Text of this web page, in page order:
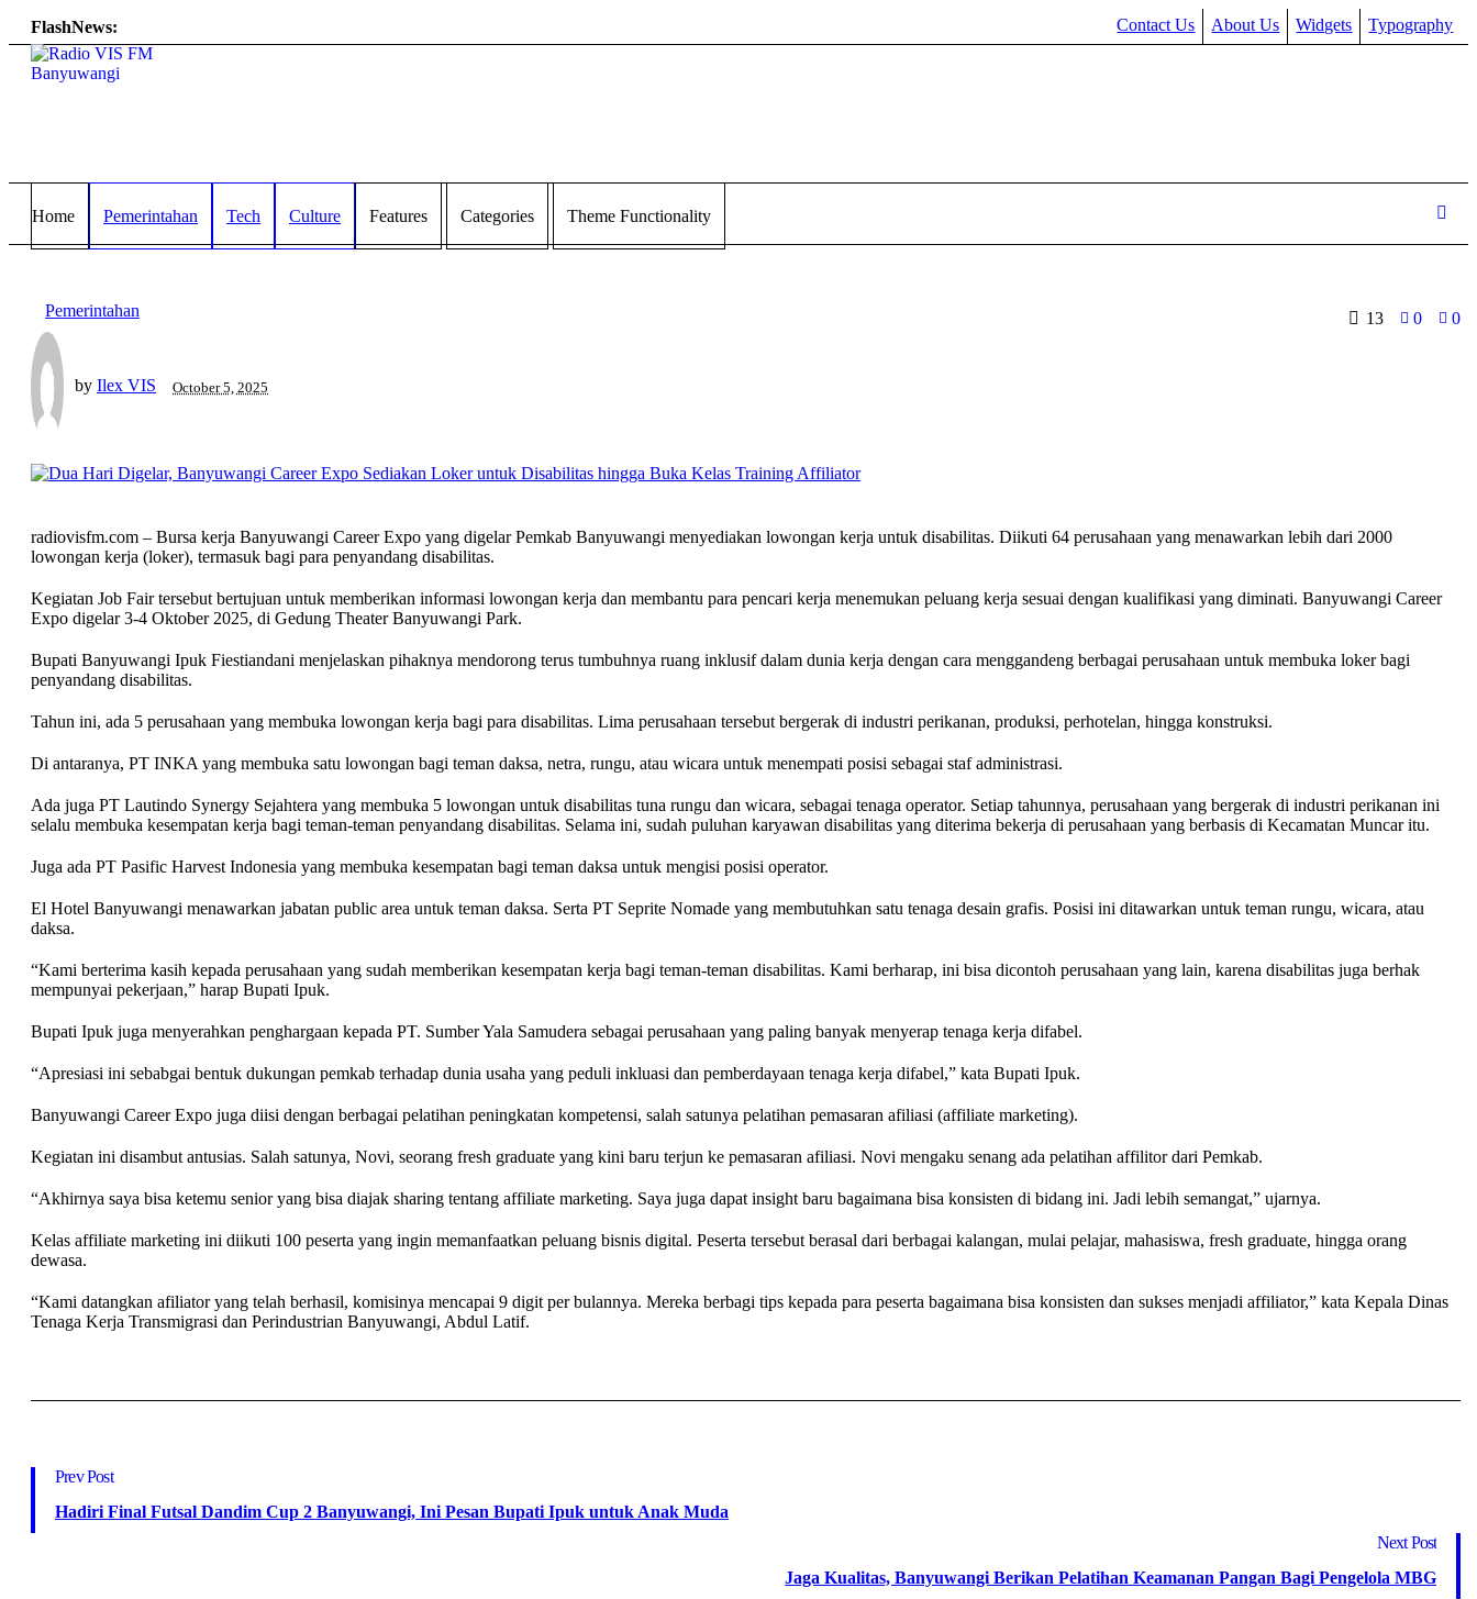
Contact Us About Us Widgets Typography
FlashNews:
Home Pemerintahan Tech Culture Features Categories Theme Functionality
Pemerintahan 13 0 0
by Ilex VIS October 5, 2025
radiovisfm.com – Bursa kerja Banyuwangi Career Expo yang digelar Pemkab Banyuwangi menyediakan lowongan kerja untuk disabilitas. Diikuti 64 perusahaan yang menawarkan lebih dari 2000
lowongan kerja (loker), termasuk bagi para penyandang disabilitas.
Kegiatan Job Fair tersebut bertujuan untuk memberikan informasi lowongan kerja dan membantu para pencari kerja menemukan peluang kerja sesuai dengan kualifikasi yang diminati. Banyuwangi Career
Expo digelar 3-4 Oktober 2025, di Gedung Theater Banyuwangi Park.
Bupati Banyuwangi Ipuk Fiestiandani menjelaskan pihaknya mendorong terus tumbuhnya ruang inklusif dalam dunia kerja dengan cara menggandeng berbagai perusahaan untuk membuka loker bagi
penyandang disabilitas.
Tahun ini, ada 5 perusahaan yang membuka lowongan kerja bagi para disabilitas. Lima perusahaan tersebut bergerak di industri perikanan, produksi, perhotelan, hingga konstruksi.
Di antaranya, PT INKA yang membuka satu lowongan bagi teman daksa, netra, rungu, atau wicara untuk menempati posisi sebagai staf administrasi.
Ada juga PT Lautindo Synergy Sejahtera yang membuka 5 lowongan untuk disabilitas tuna rungu dan wicara, sebagai tenaga operator. Setiap tahunnya, perusahaan yang bergerak di industri perikanan ini
selalu membuka kesempatan kerja bagi teman-teman penyandang disabilitas. Selama ini, sudah puluhan karyawan disabilitas yang diterima bekerja di perusahaan yang berbasis di Kecamatan Muncar itu.
Juga ada PT Pasific Harvest Indonesia yang membuka kesempatan bagi teman daksa untuk mengisi posisi operator.
El Hotel Banyuwangi menawarkan jabatan public area untuk teman daksa. Serta PT Seprite Nomade yang membutuhkan satu tenaga desain grafis. Posisi ini ditawarkan untuk teman rungu, wicara, atau
daksa.
“Kami berterima kasih kepada perusahaan yang sudah memberikan kesempatan kerja bagi teman-teman disabilitas. Kami berharap, ini bisa dicontoh perusahaan yang lain, karena disabilitas juga berhak
mempunyai pekerjaan,” harap Bupati Ipuk.
Bupati Ipuk juga menyerahkan penghargaan kepada PT. Sumber Yala Samudera sebagai perusahaan yang paling banyak menyerap tenaga kerja difabel.
“Apresiasi ini sebabgai bentuk dukungan pemkab terhadap dunia usaha yang peduli inkluasi dan pemberdayaan tenaga kerja difabel,” kata Bupati Ipuk.
Banyuwangi Career Expo juga diisi dengan berbagai pelatihan peningkatan kompetensi, salah satunya pelatihan pemasaran afiliasi (affiliate marketing).
Kegiatan ini disambut antusias. Salah satunya, Novi, seorang fresh graduate yang kini baru terjun ke pemasaran afiliasi. Novi mengaku senang ada pelatihan affilitor dari Pemkab.
“Akhirnya saya bisa ketemu senior yang bisa diajak sharing tentang affiliate marketing. Saya juga dapat insight baru bagaimana bisa konsisten di bidang ini. Jadi lebih semangat,” ujarnya.
Kelas affiliate marketing ini diikuti 100 peserta yang ingin memanfaatkan peluang bisnis digital. Peserta tersebut berasal dari berbagai kalangan, mulai pelajar, mahasiswa, fresh graduate, hingga orang
dewasa.
“Kami datangkan afiliator yang telah berhasil, komisinya mencapai 9 digit per bulannya. Mereka berbagi tips kepada para peserta bagaimana bisa konsisten dan sukses menjadi affiliator,” kata Kepala Dinas
Tenaga Kerja Transmigrasi dan Perindustrian Banyuwangi, Abdul Latif.
Prev Post
Hadiri Final Futsal Dandim Cup 2 Banyuwangi, Ini Pesan Bupati Ipuk untuk Anak Muda
Next Post
Jaga Kualitas, Banyuwangi Berikan Pelatihan Keamanan Pangan Bagi Pengelola MBG